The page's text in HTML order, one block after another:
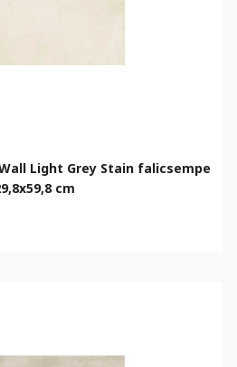
Light Grey Stain falicsempe
cm